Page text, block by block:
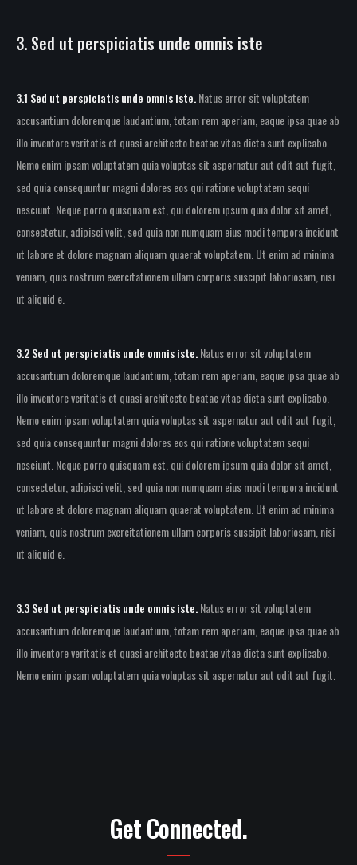
3. Sed ut perspiciatis unde omnis iste
3.1 Sed ut perspiciatis unde omnis iste.Natus error sit voluptatem
accusantium doloremque laudantium, totam rem aperiam, eaque ipsa quae ab
illo inventore veritatis et quasi architecto beatae vitae dicta sunt explicabo.
Nemo enim ipsam voluptatem quia voluptas sit aspernatur aut odit aut fugit,
sed quia consequuntur magni dolores eos qui ratione voluptatem sequi
nesciunt. Neque porro quisquam est, qui dolorem ipsum quia dolor sit amet,
consectetur, adipisci velit, sed quia non numquam eius modi tempora incidunt
ut labore et dolore magnam aliquam quaerat voluptatem. Ut enim ad minima
veniam, quis nostrum exercitationem ullam corporis suscipit laboriosam, nisi
ut aliquid e.
3.2 Sed ut perspiciatis unde omnis iste.Natus error sit voluptatem
accusantium doloremque laudantium, totam rem aperiam, eaque ipsa quae ab
illo inventore veritatis et quasi architecto beatae vitae dicta sunt explicabo.
Nemo enim ipsam voluptatem quia voluptas sit aspernatur aut odit aut fugit,
sed quia consequuntur magni dolores eos qui ratione voluptatem sequi
nesciunt. Neque porro quisquam est, qui dolorem ipsum quia dolor sit amet,
consectetur, adipisci velit, sed quia non numquam eius modi tempora incidunt
ut labore et dolore magnam aliquam quaerat voluptatem. Ut enim ad minima
veniam, quis nostrum exercitationem ullam corporis suscipit laboriosam, nisi
ut aliquid e.
3.3 Sed ut perspiciatis unde omnis iste.Natus error sit voluptatem
accusantium doloremque laudantium, totam rem aperiam, eaque ipsa quae ab
illo inventore veritatis et quasi architecto beatae vitae dicta sunt explicabo.
Nemo enim ipsam voluptatem quia voluptas sit aspernatur aut odit aut fugit.
Get Connected.